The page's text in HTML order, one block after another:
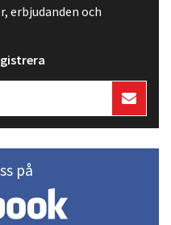
erbjudanden och
på